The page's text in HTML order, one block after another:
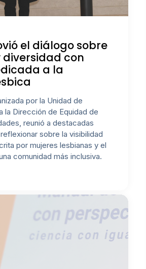
el diálogo sobre
con
a la
por la Unidad de
la Dirección de Equidad de
reunió a destacadas
sobre la visibilidad
por mujeres lesbianas y el
comunidad más inclusiva.